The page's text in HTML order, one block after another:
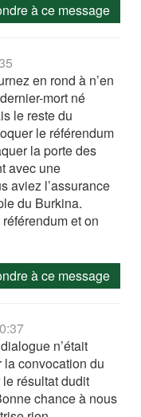
à ce message
en rond à n’en
mort né
le reste du
le référendum
la porte des
avec une
aviez l’assurance
du Burkina.
et on
à ce message
n’était
la convocation du
résultat dudit
chance à nous